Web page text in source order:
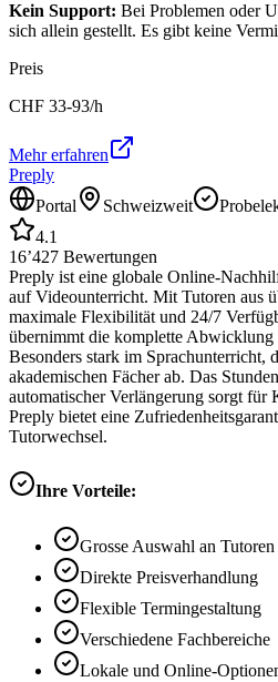
Kein Support: Bei Problemen oder
sich allein gestellt. Es gibt keine
Preis
CHF 33-93/h
Mehr erfahren
Preply
Portal
Schweizweit
4.1
16’427 Bewertungen
Preply ist eine globale Online-
auf Videounterricht. Mit Tutoren aus
maximale Flexibilität und 24/7
übernimmt die komplette
Besonders stark im Sprachunterricht,
akademischen Fächer ab. Das
automatischer Verlängerung sorgt für
Preply bietet eine
Tutorwechsel.
Ihre Vorteile:
Grosse Auswahl an Tutoren
Direkte Preisverhandlung
Flexible Termingestaltung
Verschiedene Fachbereiche
Lokale und Online-